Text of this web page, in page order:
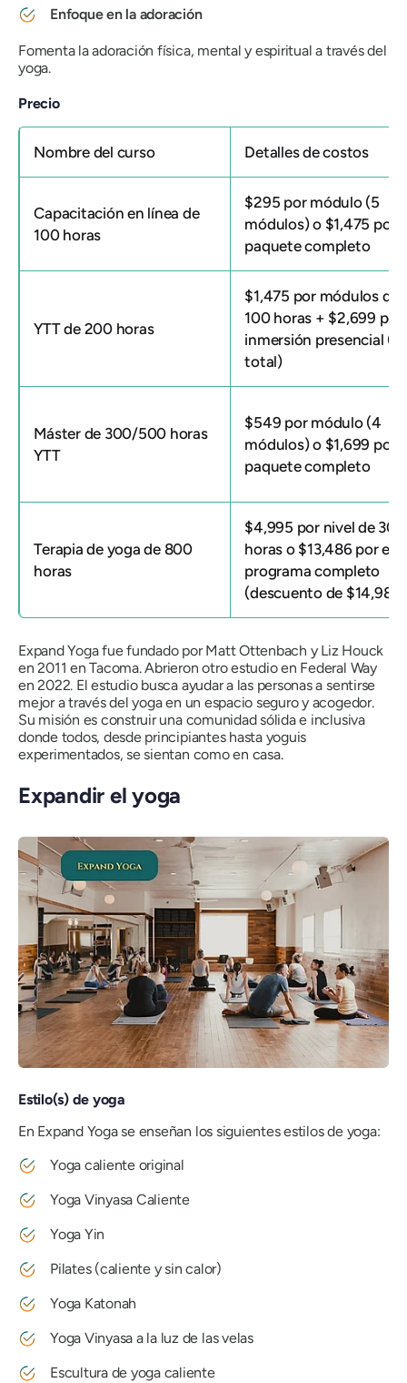
Enfoque en la adoración
Fomenta la adoración física, mental y espiritual a través del
yoga.
Precio
Nombre del curso Detalles de costos
Capacitación en línea de
100 horas
$295 por módulo (5
módulos) o $1,475 por
paquete completo
YTT de 200 horas
$1,475 por módulos de
100 horas + $2,699 por
inmersión presencial
total)
Máster de 300/500 horas
YTT
$549 por módulo (4
módulos) o $1,699 por
paquete completo
Terapia de yoga de 800
horas
$4,995 por nivel de 300
horas o $13,486 por el
programa completo
(descuento de $14,985)
Expand Yoga fue fundado por Matt Ottenbach y Liz Houck
en 2011 en Tacoma. Abrieron otro estudio en Federal Way
en 2022. El estudio busca ayudar a las personas a sentirse
mejor a través del yoga en un espacio seguro y acogedor.
Su misión es construir una comunidad sólida e inclusiva
donde todos, desde principiantes hasta yoguis
experimentados, se sientan como en casa.
Expandir el yoga
Estilo(s) de yoga
En Expand Yoga se enseñan los siguientes estilos de yoga:
Yoga caliente original
Yoga Vinyasa Caliente
Yoga Yin
Pilates (caliente y sin calor)
Yoga Katonah
Yoga Vinyasa a la luz de las velas
Escultura de yoga caliente